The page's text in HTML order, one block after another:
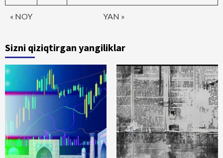
« NOY YAN »
Sizni qiziqtirgan yangiliklar